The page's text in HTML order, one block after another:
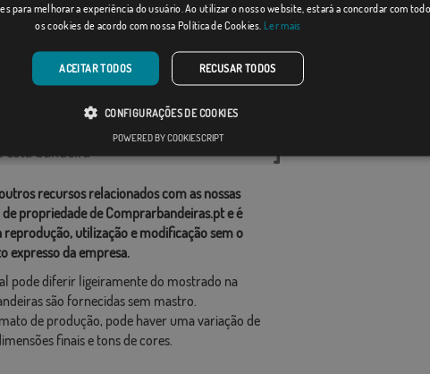
Santibáñez de Es...
bandeira
recursos relacionados com as nossas
de propriedade de Comprarbandeiras.pt e é
reprodução, utilização e modificação sem o
expresso da empresa.
pode diferir ligeiramente do mostrado na
são fornecidas sem mastro.
de produção, pode haver uma variação de
finais e tons de cores.
para melhorar a experiência do usuário. Ao utilizar o nosso website, estará a concordar com
os cookies de acordo com nossa Política de Cookies. Ler mais
ACEITAR TODOS RECUSAR TODOS
CONFIGURAÇÕES DE COOKIES
POWERED BY COOKIESCRIPT